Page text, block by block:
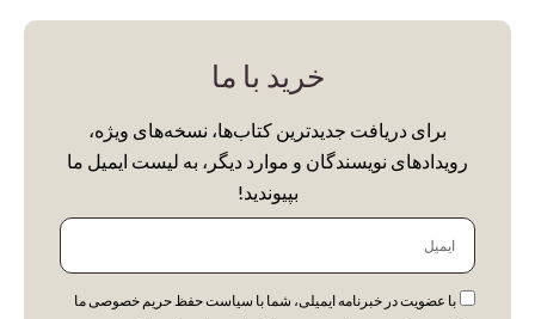
خرید با ما
برای دریافت جدیدترین کتاب‌ها، نسخه‌های ویژه،
رویدادهای نویسندگان و موارد دیگر، به لیست ایمیل ما
بپیوندید!
ایمیل
با عضویت در خبرنامه ایمیلی، شما با سیاست حفظ حریم خصوصی ما